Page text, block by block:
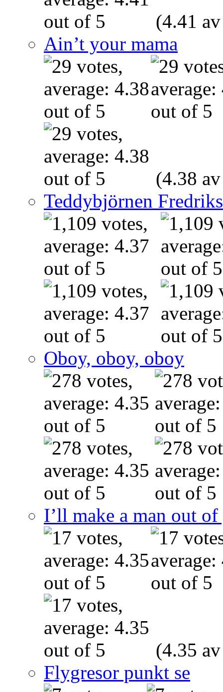
(4.41
Ain’t your mama
(4.38
Teddybjörnen
Oboy, oboy, oboy
I’ll make a man out
(4.35
Flygresor punkt se